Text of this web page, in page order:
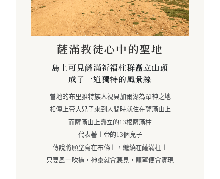
薩滿教徒心中的聖地
島上可見薩滿祈福柱群矗立山頭
成了一道獨特的風景線
當地的布里雅特族人視貝加爾湖為眾神之地
相傳上帝大兒子來到人間時就住在薩滿山上
而薩滿山上矗立的13根薩滿柱
代表著上帝的13個兒子
傳說將願望寫在布條上，纏繞在薩滿柱上
只要風一吹過，神靈就會聽見，願望便會實現